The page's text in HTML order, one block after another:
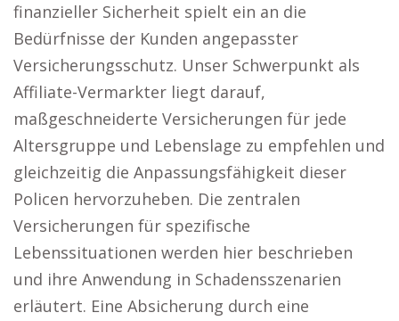
finanzieller Sicherheit spielt ein an die
Bedürfnisse der Kunden angepasster
Versicherungsschutz. Unser Schwerpunkt als
Affiliate-Vermarkter liegt darauf,
maßgeschneiderte Versicherungen für jede
Altersgruppe und Lebenslage zu empfehlen und
gleichzeitig die Anpassungsfähigkeit dieser
Policen hervorzuheben. Die zentralen
Versicherungen für spezifische
Lebenssituationen werden hier beschrieben
und ihre Anwendung in Schadensszenarien
erläutert. Eine Absicherung durch eine